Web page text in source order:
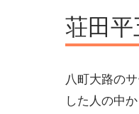
荘田
八町大路の
した人の中